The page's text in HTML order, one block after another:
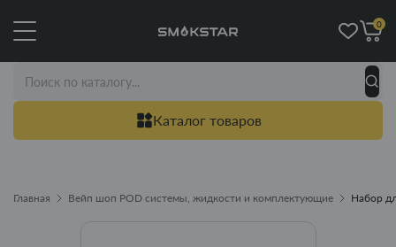
Каталог товаров
0
Главная Вейп шоп POD системы, жидкости и комплектующие Набор